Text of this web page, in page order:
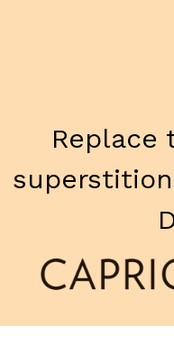
Replace